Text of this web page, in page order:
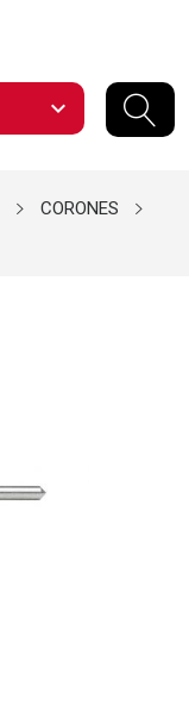
expand_more
CORONES